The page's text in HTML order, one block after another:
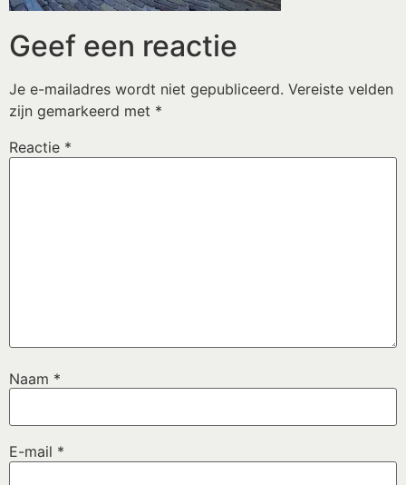
Geef een reactie
Je e-mailadres wordt niet gepubliceerd. Vereiste velden
zijn gemarkeerd met *
Reactie *
Naam *
E-mail *